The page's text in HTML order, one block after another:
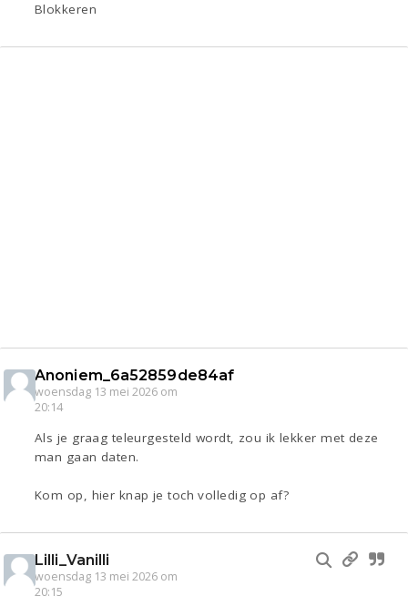
Blokkeren
Anoniem_6a52859de84af
woensdag 13 mei 2026 om
20:14
Als je graag teleurgesteld wordt, zou ik lekker met deze
man gaan daten.
Kom op, hier knap je toch volledig op af?
Lilli_Vanilli
woensdag 13 mei 2026 om
20:15